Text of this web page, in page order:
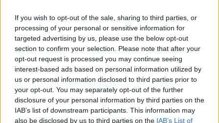
If you wish to opt-out of the sale, sharing to third parties, or
processing of your personal or sensitive information for
targeted advertising by us, please use the below opt-out
section to confirm your selection. Please note that after your
opt-out request is processed you may continue seeing
interest-based ads based on personal information utilized by
us or personal information disclosed to third parties prior to
your opt-out. You may separately opt-out of the further
disclosure of your personal information by third parties on the
IAB’s list of downstream participants. This information may
also be disclosed by us to third parties on the IAB’s List of
artistet shqiptare njëra-
tjetrës (FOTO LAJM)
08:52 / 11/08/2022
schedule 21:00 / 08/08/2022
Noizy shau Elvana Gjatën
Elvana Gjata bën gjestin